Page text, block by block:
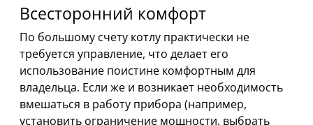
Всесторонний комфорт
По большому счету котлу практически не
требуется управление, что делает его
использование поистине комфортным для
владельца. Если же и возникает необходимость
вмешаться в работу прибора (например,
установить ограничение мощности, выбрать